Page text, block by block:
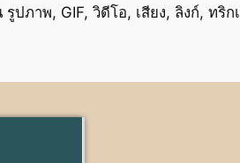
ภาพ, GIF, วิดีโอ, เสียง, ลิงก์, ทริ